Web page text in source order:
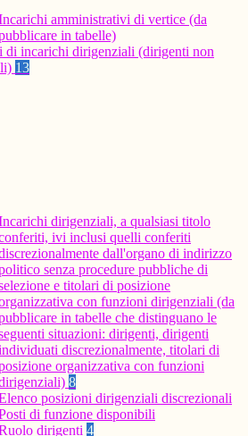
amministrativi di vertice (da
in tabelle)
di incarichi dirigenziali (dirigenti non
13
dirigenziali, a qualsiasi titolo
ivi inclusi quelli conferiti
dall'organo di indirizzo
senza procedure pubbliche di
e titolari di posizione
con funzioni dirigenziali (da
in tabelle che distinguano le
situazioni: dirigenti, dirigenti
discrezionalmente, titolari di
organizzativa con funzioni
8
posizioni dirigenziali discrezionali
di funzione disponibili
dirigenti 4